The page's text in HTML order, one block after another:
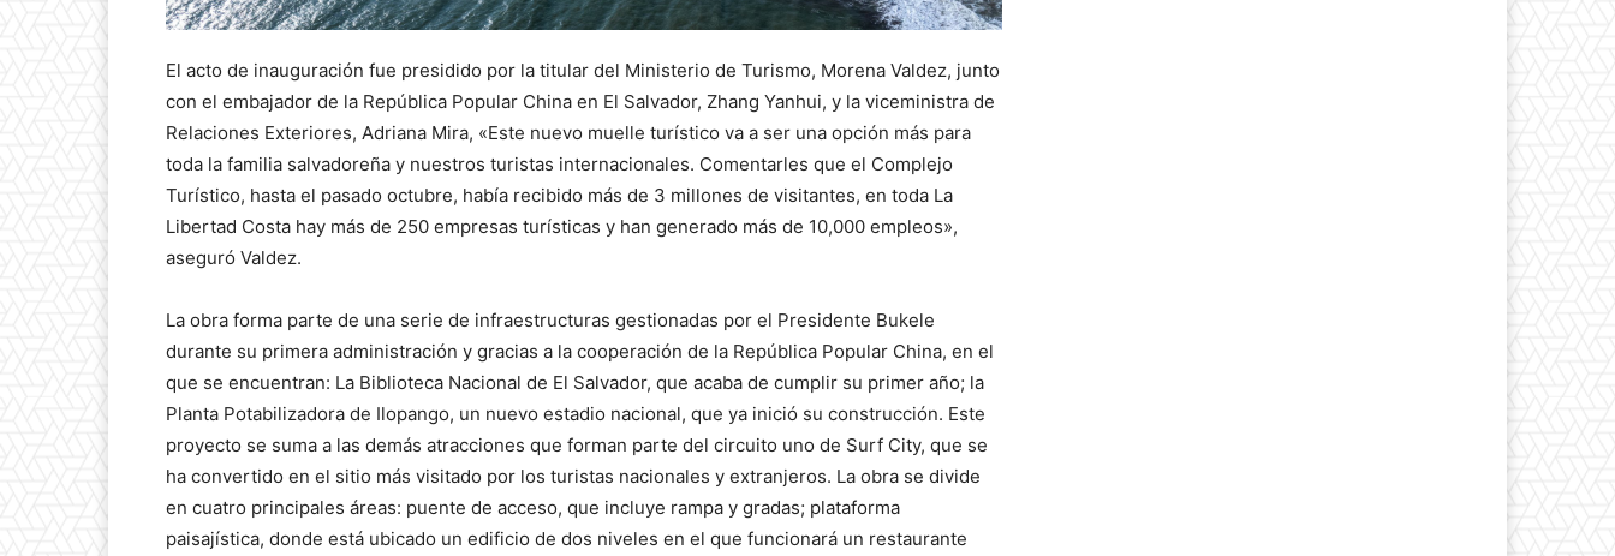
El acto de inauguración fue presidido por la titular del Ministerio de Turismo, Morena Valdez, junto
con el embajador de la República Popular China en El Salvador, Zhang Yanhui, y la viceministra de
Relaciones Exteriores, Adriana Mira, «Este nuevo muelle turístico va a ser una opción más para
toda la familia salvadoreña y nuestros turistas internacionales. Comentarles que el Complejo
Turístico, hasta el pasado octubre, había recibido más de 3 millones de visitantes, en toda La
Libertad Costa hay más de 250 empresas turísticas y han generado más de 10,000 empleos»,
aseguró Valdez.
La obra forma parte de una serie de infraestructuras gestionadas por el Presidente Bukele
durante su primera administración y gracias a la cooperación de la República Popular China, en el
que se encuentran: La Biblioteca Nacional de El Salvador, que acaba de cumplir su primer año; la
Planta Potabilizadora de Ilopango, un nuevo estadio nacional, que ya inició su construcción. Este
proyecto se suma a las demás atracciones que forman parte del circuito uno de Surf City, que se
ha convertido en el sitio más visitado por los turistas nacionales y extranjeros. La obra se divide
en cuatro principales áreas: puente de acceso, que incluye rampa y gradas; plataforma
paisajística, donde está ubicado un edificio de dos niveles en el que funcionará un restaurante